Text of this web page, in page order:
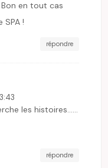
en tout cas
SPA !
répondre
les histoires……
répondre